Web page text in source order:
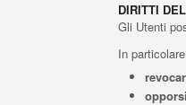
DIRITTI
Gli Utenti
In